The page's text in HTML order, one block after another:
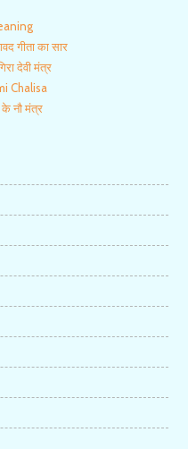
गीता का सार
देवी मंत्र
Chalisa
नौ मंत्र